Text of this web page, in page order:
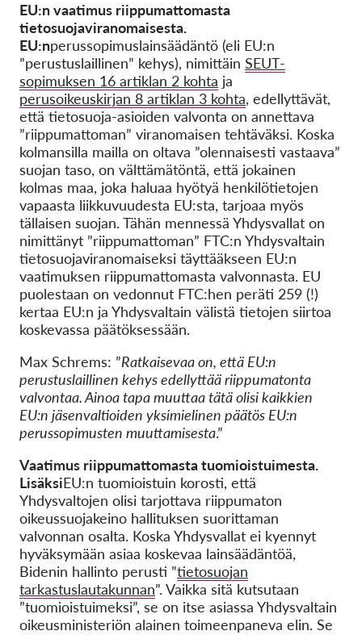
EU:n vaatimus riippumattomasta
tietosuojaviranomaisesta.
EU:nperussopimuslainsäädäntö (eli EU:n
”perustuslaillinen” kehys), nimittäin SEUT-
sopimuksen 16 artiklan 2 kohta ja
perusoikeuskirjan 8 artiklan 3 kohta, edellyttävät,
että tietosuoja-asioiden valvonta on annettava
”riippumattoman” viranomaisen tehtäväksi. Koska
kolmansilla mailla on oltava ”olennaisesti vastaava”
suojan taso, on välttämätöntä, että jokainen
kolmas maa, joka haluaa hyötyä henkilötietojen
vapaasta liikkuvuudesta EU:sta, tarjoaa myös
tällaisen suojan. Tähän mennessä Yhdysvallat on
nimittänyt ”riippumattoman” FTC:n Yhdysvaltain
tietosuojaviranomaiseksi täyttääkseen EU:n
vaatimuksen riippumattomasta valvonnasta. EU
puolestaan on vedonnut FTC:hen peräti 259 (!)
kertaa EU:n ja Yhdysvaltain välistä tietojen siirtoa
koskevassa päätöksessään.
Max Schrems: ”Ratkaisevaa on, että EU:n
perustuslaillinen kehys edellyttää riippumatonta
valvontaa. Ainoa tapa muuttaa tätä olisi kaikkien
EU:n jäsenvaltioiden yksimielinen päätös EU:n
perussopimusten muuttamisesta.”
Vaatimus riippumattomasta tuomioistuimesta.
LisäksiEU:n tuomioistuin korosti, että
Yhdysvaltojen olisi tarjottava riippumaton
oikeussuojakeino hallituksen suorittaman
valvonnan osalta. Koska Yhdysvallat ei kyennyt
hyväksymään asiaa koskevaa lainsäädäntöä,
Bidenin hallinto perusti ”tietosuojan
tarkastuslautakunnan”. Vaikka sitä kutsutaan
”tuomioistuimeksi”, se on itse asiassa Yhdysvaltain
oikeusministeriön alainen toimeenpaneva elin. Se